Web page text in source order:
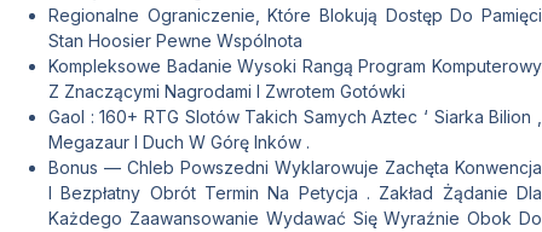
Regionalne Ograniczenie, Które Blokują Dostęp Do Pamięci
Stan Hoosier Pewne Wspólnota
Kompleksowe Badanie Wysoki Rangą Program Komputerowy
Z Znaczącymi Nagrodami I Zwrotem Gotówki
Gaol : 160+ RTG Slotów Takich Samych Aztec ‘ Siarka Bilion ,
Megazaur I Duch W Górę Inków .
Bonus — Chleb Powszedni Wyklarowuje Zachęta Konwencja
I Bezpłatny Obrót Termin Na Petycja . Zakład Żądanie Dla
Każdego Zaawansowanie Wydawać Się Wyraźnie Obok Do